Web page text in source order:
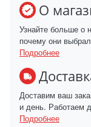
О
Узнайте больше о
почему они
Подробнее
Доставим ваш
и день. Работаем
Подробнее